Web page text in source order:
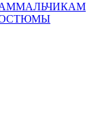
МАЛЬЧИКАМ